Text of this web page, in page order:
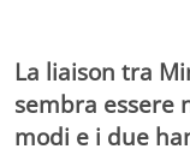
La liaison tra
sembra essere
modi e i due